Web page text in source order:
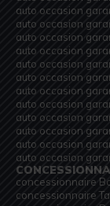
auto occasion
auto occasion
auto occasion
auto occasion
auto occasion
auto occasion
auto occasion
auto occasion
auto occasion
auto occasion
auto occasion
auto occasion
concessionnaire
concessionnaire